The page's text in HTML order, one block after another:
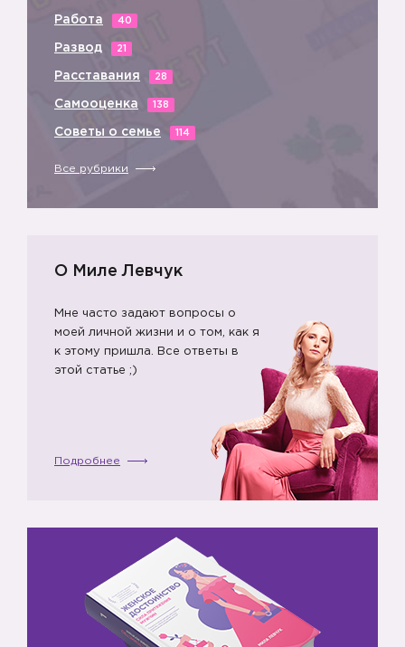
Работа 40
Развод 21
Расставания 28
Самооценка 138
Советы о семье 114
Все рубрики
О Миле Левчук
Мне часто задают вопросы о
моей личной жизни и о том, как я
к этому пришла. Все ответы в
этой статье ;)
Подробнее